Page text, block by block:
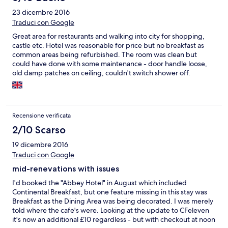
23 dicembre 2016
Traduci con Google
Great area for restaurants and walking into city for shopping,
castle etc. Hotel was reasonable for price but no breakfast as
common areas being refurbished. The room was clean but
could have done with some maintenance - door handle loose,
old damp patches on ceiling, couldn't switch shower off.
Recensione verificata
2/10 Scarso
19 dicembre 2016
Traduci con Google
mid-renevations with issues
I'd booked the "Abbey Hotel" in August which included
Continental Breakfast, but one feature missing in this stay was
Breakfast as the Dining Area was being decorated. I was merely
told where the cafe's were. Looking at the update to CFeleven
it's now an additional £10 regardless - but with checkout at noon